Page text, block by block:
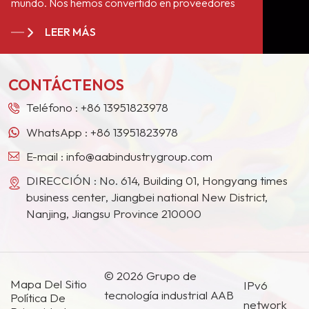
pintura plástica, pintura de
automóviles, pintura de
motocicletas y pintura de
madera para seleccionar
pigmentos con excelente
resistencia a la luz y a la
intemperie.
mundo. Nos hemos convertido en proveedores
la pintura en Europa, América del Norte, Oriente
Medio, el Sudeste Asiático, Japón, Corea del Sur y
LEER MÁS
CONTÁCTENOS
Teléfono : +86 13951823978
WhatsApp : +86 13951823978
E-mail : info@aabindustrygroup.com
DIRECCIÓN : No. 614, Building 01, Hongyang times
business center, Jiangbei national New District,
Nanjing, Jiangsu Province 210000
Mapa Del Sitio
Política De
© 2026 Grupo de
tecnología industrial AAB
IPv6
network